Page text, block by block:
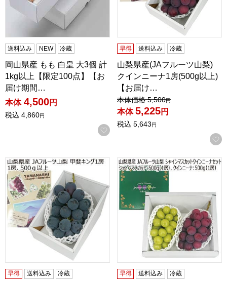
送料込み NEW 冷蔵
岡山県産 もも 白皇 大3個 計
1kg以上【限定100点】【お
届け期間…
本体 4,500円
税込 4,860円
お気に入りに登録する
早得 送料込み 冷蔵
山梨県産(JAフルーツ山梨)
クインニーナ1房(500g以上)
【お届け…
値引き前の価格：
本体価格 5,500円
本体 5,225円
税込 5,643円
山梨県産(JAフルーツ山梨) 甲斐キング1房(500g以上)【お届
早得 送料込み 冷蔵
山梨県産(JAフルーツ山梨)
早得 送料込み 冷蔵